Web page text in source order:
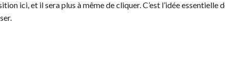
ici, et il sera plus à même de cliquer. C’est l’idée essentielle